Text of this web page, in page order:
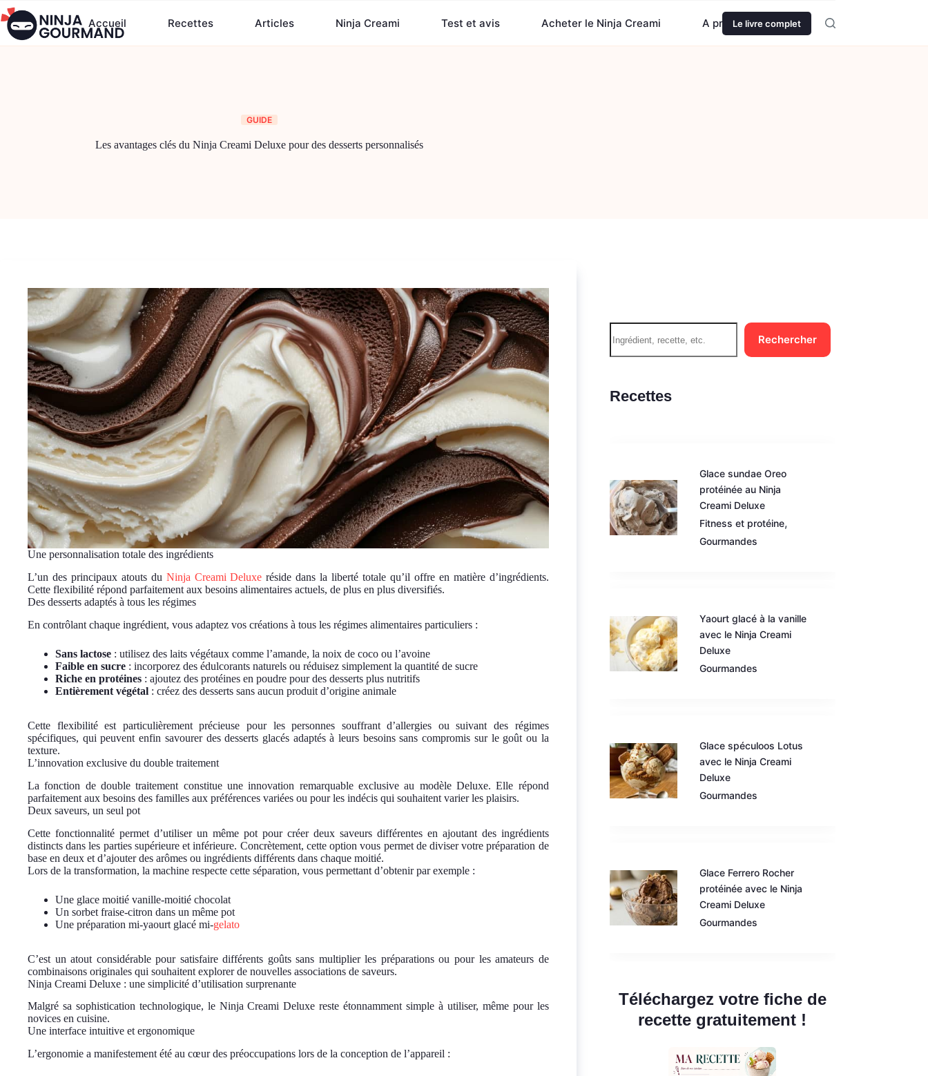
Passer
au
contenu
Accueil Recettes Articles Ninja Creami Test et avis Acheter le Ninja Creami A proposLe livre complet
GUIDE
Les avantages clés du Ninja Creami Deluxe pour des desserts personnalisés
Une personnalisation totale des ingrédients
L’un des principaux atouts du Ninja Creami Deluxe réside dans la liberté totale qu’il offre en matière d’ingrédients.
Cette flexibilité répond parfaitement aux besoins alimentaires actuels, de plus en plus diversifiés.
Des desserts adaptés à tous les régimes
En contrôlant chaque ingrédient, vous adaptez vos créations à tous les régimes alimentaires particuliers :
Sans lactose : utilisez des laits végétaux comme l’amande, la noix de coco ou l’avoine
Faible en sucre : incorporez des édulcorants naturels ou réduisez simplement la quantité de sucre
Riche en protéines : ajoutez des protéines en poudre pour des desserts plus nutritifs
Entièrement végétal : créez des desserts sans aucun produit d’origine animale
Cette flexibilité est particulièrement précieuse pour les personnes souffrant d’allergies ou suivant des régimes
spécifiques, qui peuvent enfin savourer des desserts glacés adaptés à leurs besoins sans compromis sur le goût ou la
texture.
L’innovation exclusive du double traitement
La fonction de double traitement constitue une innovation remarquable exclusive au modèle Deluxe. Elle répond
parfaitement aux besoins des familles aux préférences variées ou pour les indécis qui souhaitent varier les plaisirs.
Deux saveurs, un seul pot
Cette fonctionnalité permet d’utiliser un même pot pour créer deux saveurs différentes en ajoutant des ingrédients
distincts dans les parties supérieure et inférieure. Concrètement, cette option vous permet de diviser votre préparation de
base en deux et d’ajouter des arômes ou ingrédients différents dans chaque moitié.
Lors de la transformation, la machine respecte cette séparation, vous permettant d’obtenir par exemple :
Une glace moitié vanille-moitié chocolat
Un sorbet fraise-citron dans un même pot
Une préparation mi-yaourt glacé mi-gelato
C’est un atout considérable pour satisfaire différents goûts sans multiplier les préparations ou pour les amateurs de
combinaisons originales qui souhaitent explorer de nouvelles associations de saveurs.
Ninja Creami Deluxe : une simplicité d’utilisation surprenante
Malgré sa sophistication technologique, le Ninja Creami Deluxe reste étonnamment simple à utiliser, même pour les
novices en cuisine.
Une interface intuitive et ergonomique
L’ergonomie a manifestement été au cœur des préoccupations lors de la conception de l’appareil :
Rechercher
Recettes
Glace sundae Oreo
protéinée au Ninja
Creami Deluxe
Fitness et protéine,
Gourmandes
Yaourt glacé à la vanille
avec le Ninja Creami
Deluxe
Gourmandes
Glace spéculoos Lotus
avec le Ninja Creami
Deluxe
Gourmandes
Glace Ferrero Rocher
protéinée avec le Ninja
Creami Deluxe
Gourmandes
Téléchargez votre fiche de
recette gratuitement !